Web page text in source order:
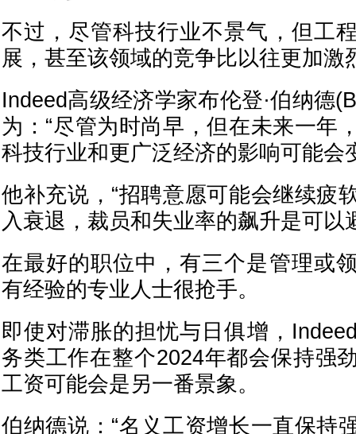
不过，尽管科技行业不景气，但工
展，甚至该领域的竞争比以往更加激
Indeed高级经济学家布伦登·伯纳德
为：“尽管为时尚早，但在未来一年
科技行业和更广泛经济的影响可能会
他补充说，“招聘意愿可能会继续疲
入衰退，裁员和失业率的飙升是可以
在最好的职位中，有三个是管理或
有经验的专业人士很抢手。
即使对滞胀的担忧与日俱增，
务类工作在整个2024年都会保持强
工资可能会是另一番景象。
伯纳德说：“名义工资增长一直保持